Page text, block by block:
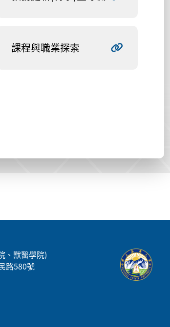
課程與職業探索
、獸醫學院)
路580號